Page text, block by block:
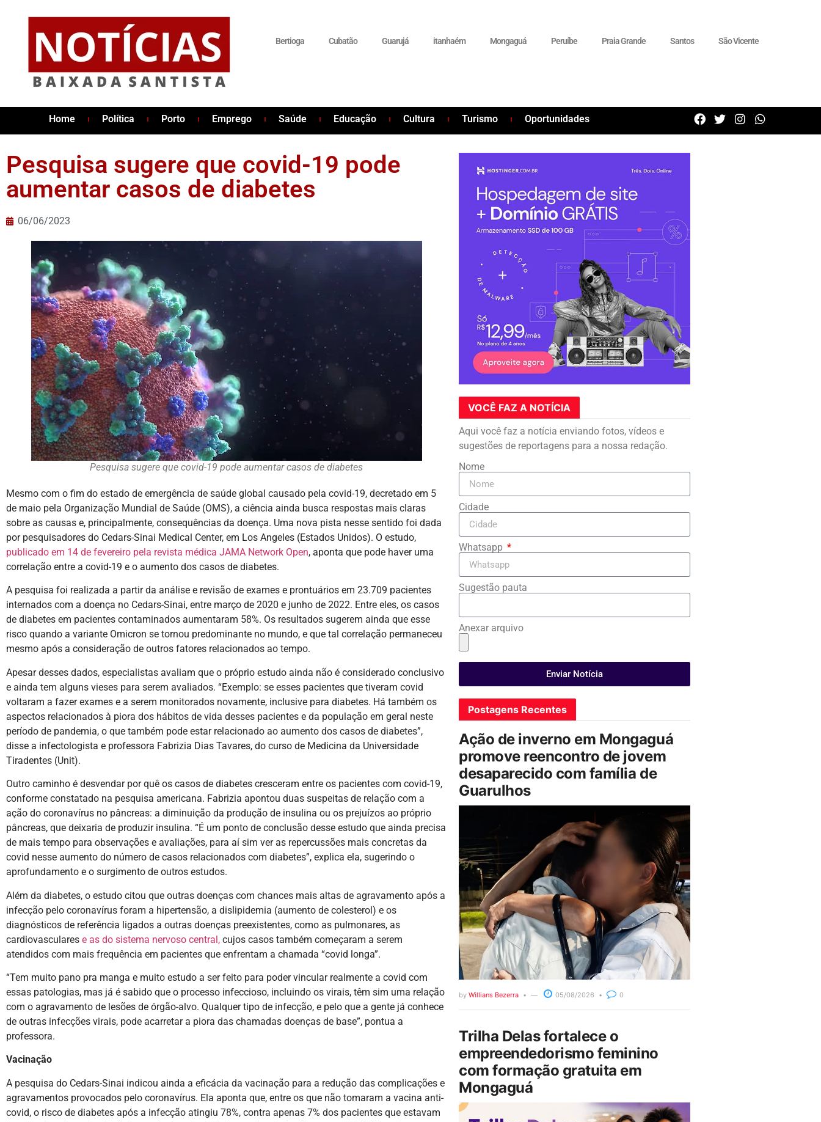
Bertioga Cubatão Guarujá itanhaém Mongaguá Peruíbe Praia Grande Santos São Vicente
Home Política Porto Emprego Saúde Educação Cultura Turismo Oportunidades
Pesquisa sugere que covid-19 pode
aumentar casos de diabetes
06/06/2023
Pesquisa sugere que covid-19 pode aumentar casos de diabetes
Mesmo com o fim do estado de emergência de saúde global causado pela covid-19, decretado em 5
de maio pela Organização Mundial de Saúde (OMS), a ciência ainda busca respostas mais claras
sobre as causas e, principalmente, consequências da doença. Uma nova pista nesse sentido foi dada
por pesquisadores do Cedars-Sinai Medical Center, em Los Angeles (Estados Unidos). O estudo,
publicado em 14 de fevereiro pela revista médica JAMA Network Open, aponta que pode haver uma
correlação entre a covid-19 e o aumento dos casos de diabetes.
A pesquisa foi realizada a partir da análise e revisão de exames e prontuários em 23.709 pacientes
internados com a doença no Cedars-Sinai, entre março de 2020 e junho de 2022. Entre eles, os casos
de diabetes em pacientes contaminados aumentaram 58%. Os resultados sugerem ainda que esse
risco quando a variante Omicron se tornou predominante no mundo, e que tal correlação permaneceu
mesmo após a consideração de outros fatores relacionados ao tempo.
Apesar desses dados, especialistas avaliam que o próprio estudo ainda não é considerado conclusivo
e ainda tem alguns vieses para serem avaliados. “Exemplo: se esses pacientes que tiveram covid
voltaram a fazer exames e a serem monitorados novamente, inclusive para diabetes. Há também os
aspectos relacionados à piora dos hábitos de vida desses pacientes e da população em geral neste
período de pandemia, o que também pode estar relacionado ao aumento dos casos de diabetes”,
disse a infectologista e professora Fabrizia Dias Tavares, do curso de Medicina da Universidade
Tiradentes (Unit).
Outro caminho é desvendar por quê os casos de diabetes cresceram entre os pacientes com covid-19,
conforme constatado na pesquisa americana. Fabrizia apontou duas suspeitas de relação com a
ação do coronavírus no pâncreas: a diminuição da produção de insulina ou os prejuízos ao próprio
pâncreas, que deixaria de produzir insulina. “É um ponto de conclusão desse estudo que ainda precisa
de mais tempo para observações e avaliações, para aí sim ver as repercussões mais concretas da
covid nesse aumento do número de casos relacionados com diabetes”, explica ela, sugerindo o
aprofundamento e o surgimento de outros estudos.
Além da diabetes, o estudo citou que outras doenças com chances mais altas de agravamento após a
infecção pelo coronavírus foram a hipertensão, a dislipidemia (aumento de colesterol) e os
diagnósticos de referência ligados a outras doenças preexistentes, como as pulmonares, as
cardiovasculares e as do sistema nervoso central, cujos casos também começaram a serem
atendidos com mais frequência em pacientes que enfrentam a chamada “covid longa”.
“Tem muito pano pra manga e muito estudo a ser feito para poder vincular realmente a covid com
essas patologias, mas já é sabido que o processo infeccioso, incluindo os virais, têm sim uma relação
com o agravamento de lesões de órgão-alvo. Qualquer tipo de infecção, e pelo que a gente já conhece
de outras infecções virais, pode acarretar a piora das chamadas doenças de base”, pontua a
professora.
Vacinação
A pesquisa do Cedars-Sinai indicou ainda a eficácia da vacinação para a redução das complicações e
agravamentos provocados pelo coronavírus. Ela aponta que, entre os que não tomaram a vacina anti-
covid, o risco de diabetes após a infecção atingiu 78%, contra apenas 7% dos pacientes que estavam
VOCÊ FAZ A NOTÍCIA
Aqui você faz a notícia enviando fotos, vídeos e
sugestões de reportagens para a nossa redação.
Nome
Cidade
Whatsapp
Sugestão pauta
Anexar arquivo
Enviar Notícia
Postagens Recentes
Ação de inverno em Mongaguá
promove reencontro de jovem
desaparecido com família de
Guarulhos
by Willians Bezerra 05/08/2026 0
Trilha Delas fortalece o
empreendedorismo feminino
com formação gratuita em
Mongaguá